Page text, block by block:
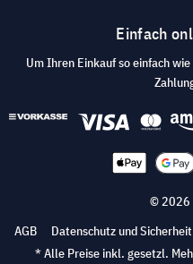
Einfach
Um Ihren Einkauf so einfach
© 2026
AGB
Datenschutz und Sicherheit
* Alle Preise inkl. gesetzl.